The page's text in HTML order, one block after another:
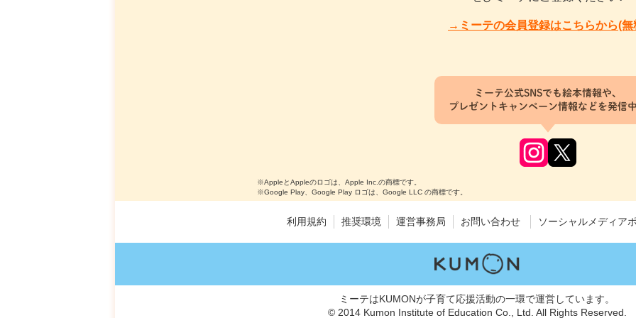
→ミーテの会員登録はこちらから(無
ミーテ公式SNSでも絵本情報や、
プレゼントキャンペーン情報などを発信中
※AppleとAppleのロゴは、Apple Inc.の商標です。
※Google Play、Google Play ロゴは、Google LLC の商標です。
利用規約 推奨環境 運営事務局 お問い合わせ ソーシャルメディア
ミーテはKUMONが子育て応援活動の一環で運営しています。
© 2014 Kumon Institute of Education Co., Ltd. All Rights Reserved.